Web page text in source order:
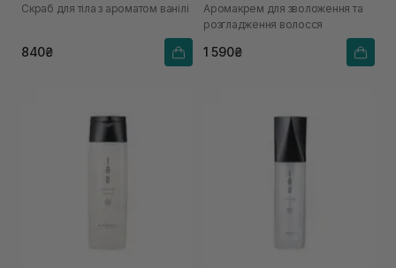
Скраб для тіла з ароматом ванілі
840₴
Аромакрем для зволоження та
розгладження волосся
1 590₴